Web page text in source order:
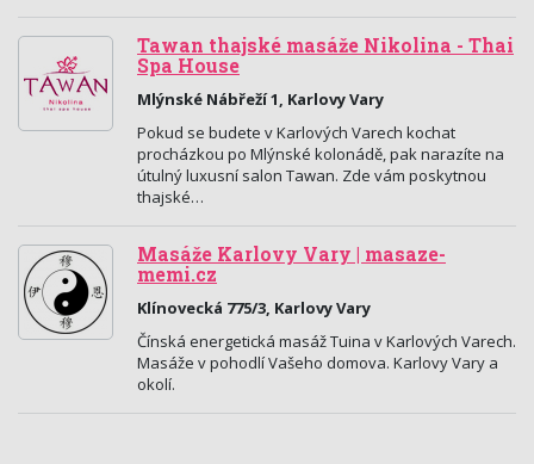
Tawan thajské masáže Nikolina - Thai
Spa House
Mlýnské Nábřeží 1, Karlovy Vary
Pokud se budete v Karlových Varech kochat
procházkou po Mlýnské kolonádě, pak narazíte na
útulný luxusní salon Tawan. Zde vám poskytnou
thajské…
Masáže Karlovy Vary | masaze-
memi.cz
Klínovecká 775/3, Karlovy Vary
Čínská energetická masáž Tuina v Karlových Varech.
Masáže v pohodlí Vašeho domova. Karlovy Vary a
okolí.